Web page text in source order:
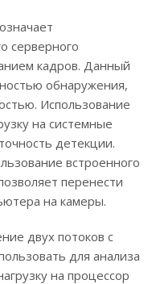
означает
серверного
кадров. Данный
обнаружения,
Использование
на системные
детекции.
встроенного
перенести
на камеры.
двух потоков с
для анализа
на процессор